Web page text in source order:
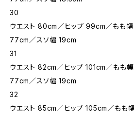
30
ウエスト 80cm／ヒップ 99cm／もも
77cm／スソ幅 19cm
31
ウエスト 82cm／ヒップ 101cm／もも
77cm／スソ幅 19cm
32
ウエスト 85cm／ヒップ 105cm／もも